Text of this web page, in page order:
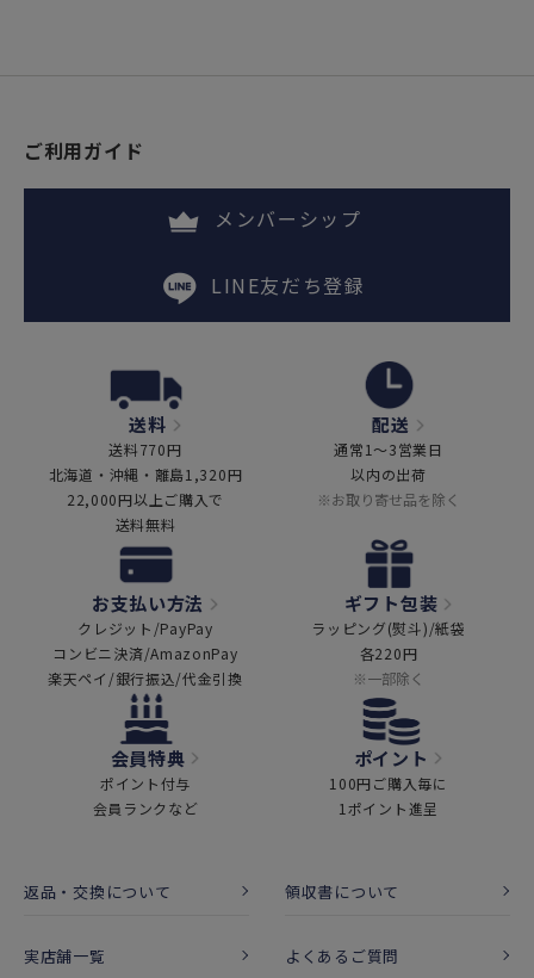
ご利用ガイド
メンバーシップ
LINE友だち登録
送料
送料770円
北海道・沖縄・離島1,320円
22,000円以上ご購入で
送料無料
配送
通常1～3営業日
以内の出荷
※お取り寄せ品を除く
お支払い方法
クレジット/PayPay
コンビニ決済/AmazonPay
楽天ペイ/銀行振込/代金引換
ギフト包装
ラッピング(熨斗)/紙袋
各220円
※一部除く
会員特典
ポイント付与
会員ランクなど
ポイント
100円ご購入毎に
1ポイント進呈
返品・交換について 領収書について
実店舗一覧 よくあるご質問